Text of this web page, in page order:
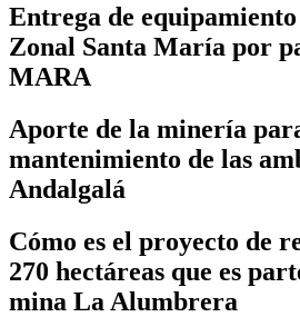
Entrega de
Zonal Santa María por
MARA
Aporte de la minería
mantenimiento de las
Andalgalá
Cómo es el proyecto de
270 hectáreas que es
mina La Alumbrera